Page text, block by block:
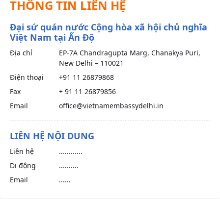
THÔNG TIN LIÊN HỆ
Đại sứ quán nước Cộng hòa xã hội chủ nghĩa
Việt Nam tại Ấn Độ
Địa chỉ
EP-7A Chandragupta Marg, Chanakya Puri,
New Delhi – 110021
Điện thoại
+91 11 26879868
Fax
+ 91 11 26879856
Email
office@vietnamembassydelhi.in
LIÊN HỆ NỘI DUNG
Liên hệ
............
Di động
..........
Email
......